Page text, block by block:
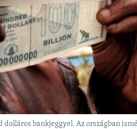
bankjeggyel. Az országban